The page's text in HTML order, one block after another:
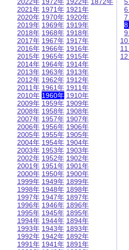
2021年
2020年
2019年
2018年
2017年
2016年
2015年
2014年
2013年
2012年
2011年
2010年
2009年
2008年
2007年
2006年
2005年
2004年
2003年
2002年
2001年
2000年
1999年
1998年
1997年
1996年
1995年
1994年
1993年
1992年
1991年
1971年
1970年
1969年
1968年
1967年
1966年
1965年
1964年
1963年
1962年
1961年
1960年
1959年
1958年
1957年
1956年
1955年
1954年
1953年
1952年
1951年
1950年
1949年
1948年
1947年
1946年
1945年
1944年
1943年
1942年
1941年
1921年
1920年
1919年
1918年
1917年
1916年
1915年
1914年
1913年
1912年
1911年
1910年
1909年
1908年
1907年
1906年
1905年
1904年
1903年
1902年
1901年
1900年
1899年
1898年
1897年
1896年
1895年
1894年
1893年
1892年
1891年